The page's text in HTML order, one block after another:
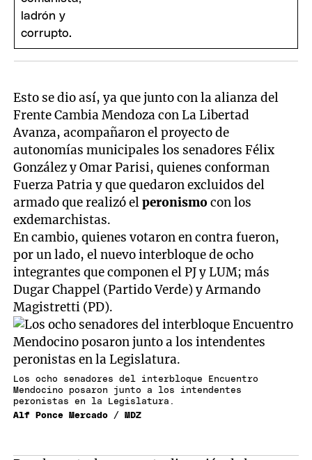
Esto se dio así, ya que junto con la alianza del
Frente Cambia Mendoza con La Libertad
Avanza, acompañaron el proyecto de
autonomías municipales los senadores Félix
González y Omar Parisi, quienes conforman
Fuerza Patria y que quedaron excluidos del
armado que realizó elperonismocon los
exdemarchistas.
En cambio, quienes votaron en contra fueron,
por un lado, el nuevo interbloque de ocho
integrantes que componen el PJ y LUM; más
Dugar Chappel (Partido Verde) y Armando
Magistretti (PD).
Los ocho senadores del interbloque Encuentro
Mendocino posaron junto a los intendentes
peronistas en la Legislatura.
Alf Ponce Mercado / MDZ